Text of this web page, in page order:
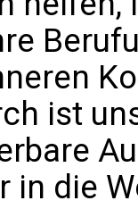
ist
in die